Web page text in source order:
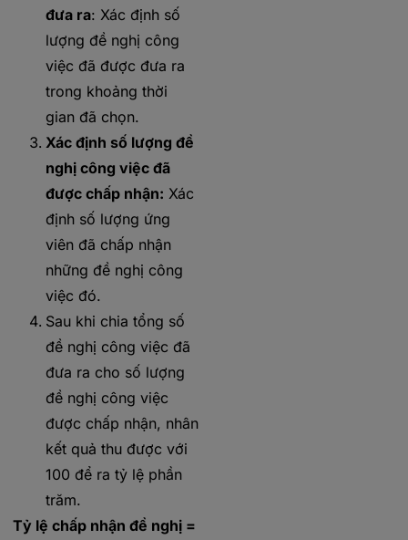
đưa ra: Xác định số
lượng đề nghị công
việc đã được đưa ra
trong khoảng thời
gian đã chọn.
Xác định số lượng đề
nghị công việc đã
được chấp nhận: Xác
định số lượng ứng
viên đã chấp nhận
những đề nghị công
việc đó.
Sau khi chia tổng số
đề nghị công việc đã
đưa ra cho số lượng
đề nghị công việc
được chấp nhận, nhân
kết quả thu được với
100 để ra tỷ lệ phần
trăm.
Tỷ lệ chấp nhận đề nghị =